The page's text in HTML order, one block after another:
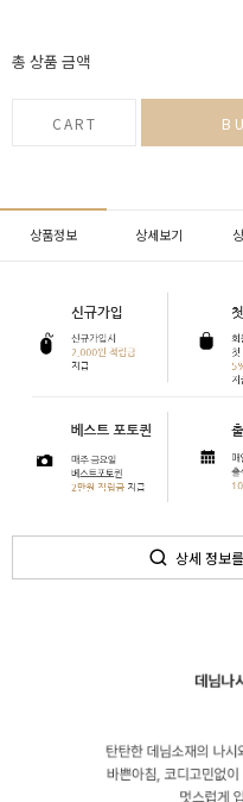
총 상품 금액
CART
상품정보 상세보기
상세 정보